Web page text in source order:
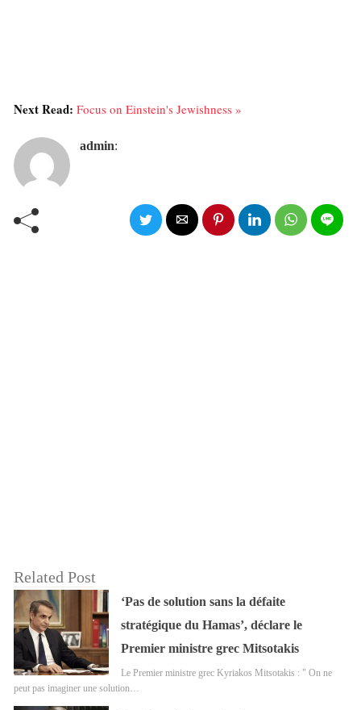
Next Read: Focus on Einstein's Jewishness »
admin:
Related Post
‘Pas de solution sans la défaite
stratégique du Hamas’, déclare le
Premier ministre grec Mitsotakis
Le Premier ministre grec Kyriakos Mitsotakis : " On ne
peut pas imaginer une solution…